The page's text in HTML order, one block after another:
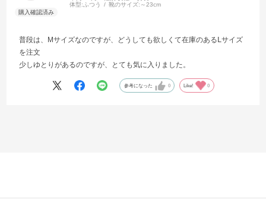
体型: ふつう 靴のサイズ: ～23cm
普段は、Mサイズなのですが、どうしても欲しくて在庫のあるⅬサイズ
を注文
少しゆとりがあるのですが、とても気に入りました。
参考になった 0 Like! 0